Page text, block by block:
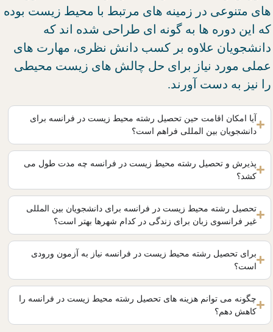
های متنوعی در زمینه های مرتبط با محیط زیست بوده
که این دوره ها به گونه ای طراحی شده اند که
دانشجویان علاوه بر کسب دانش نظری، مهارت های
عملی مورد نیاز برای حل چالش های زیست محیطی
را نیز به دست آورند.
آیا امکان اقامت حین تحصیل رشته محیط زیست در فرانسه برای
دانشجویان بین المللی فراهم است؟
پذیرش و تحصیل رشته محیط زیست در فرانسه چه مدت طول می
کشد؟
تحصیل رشته محیط زیست در فرانسه برای دانشجویان بین المللی
غیر فرانسوی زبان برای زندگی در کدام شهرها بهتر است؟
برای تحصیل رشته محیط زیست در فرانسه نیاز به آزمون ورودی
است؟
چگونه می توانم هزینه های تحصیل رشته محیط زیست در فرانسه را
کاهش دهم؟